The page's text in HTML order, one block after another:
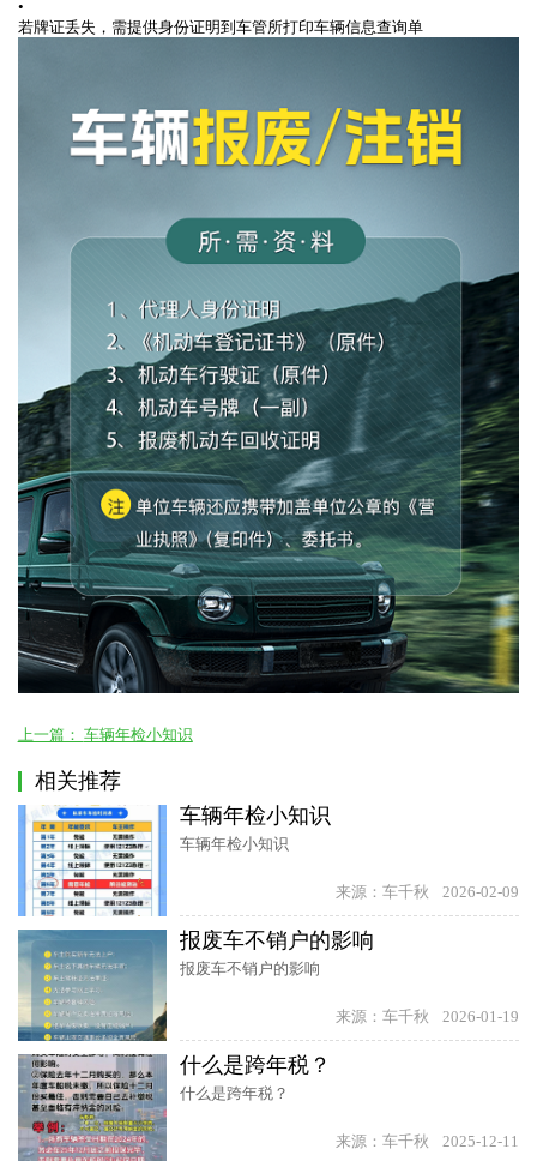
•
若牌证丢失，需提供身份证明到车管所打印车辆信息查询单⁠⁣ ⁠⁣
上一篇： 车辆年检小知识
相关推荐
车辆年检小知识
车辆年检小知识
来源：车千秋 2026-02-09
报废车不销户的影响
报废车不销户的影响
来源：车千秋 2026-01-19
什么是跨年税？
什么是跨年税？
来源：车千秋 2025-12-11